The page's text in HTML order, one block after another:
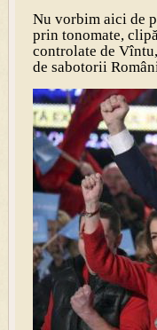
Nu vorbim aici de
prin tonomate,
controlate de
de sabotorii